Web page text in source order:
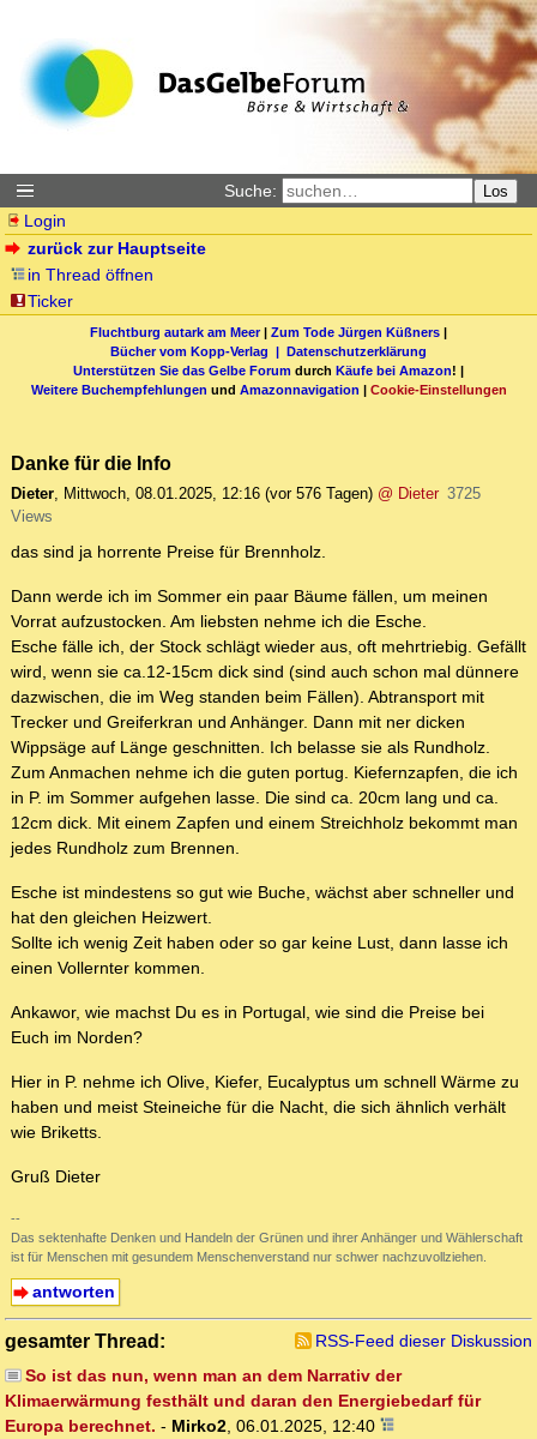
Suche: Los
Login
zurück zur Hauptseite
in Thread öffnen
Ticker
Fluchtburg autark am Meer| Zum Tode Jürgen Küßners |
Bücher vom Kopp-Verlag | Datenschutzerklärung
Unterstützen Sie das Gelbe Forum durch Käufe bei Amazon! |
Weitere Buchempfehlungen und Amazonnavigation | Cookie-Einstellungen
Danke für die Info
Dieter, Mittwoch, 08.01.2025, 12:16 (vor 576 Tagen) @ Dieter 3725
Views
das sind ja horrente Preise für Brennholz.
Dann werde ich im Sommer ein paar Bäume fällen, um meinen
Vorrat aufzustocken. Am liebsten nehme ich die Esche.
Esche fälle ich, der Stock schlägt wieder aus, oft mehrtriebig. Gefällt
wird, wenn sie ca.12-15cm dick sind (sind auch schon mal dünnere
dazwischen, die im Weg standen beim Fällen). Abtransport mit
Trecker und Greiferkran und Anhänger. Dann mit ner dicken
Wippsäge auf Länge geschnitten. Ich belasse sie als Rundholz.
Zum Anmachen nehme ich die guten portug. Kiefernzapfen, die ich
in P. im Sommer aufgehen lasse. Die sind ca. 20cm lang und ca.
12cm dick. Mit einem Zapfen und einem Streichholz bekommt man
jedes Rundholz zum Brennen.
Esche ist mindestens so gut wie Buche, wächst aber schneller und
hat den gleichen Heizwert.
Sollte ich wenig Zeit haben oder so gar keine Lust, dann lasse ich
einen Vollernter kommen.
Ankawor, wie machst Du es in Portugal, wie sind die Preise bei
Euch im Norden?
Hier in P. nehme ich Olive, Kiefer, Eucalyptus um schnell Wärme zu
haben und meist Steineiche für die Nacht, die sich ähnlich verhält
wie Briketts.
Gruß Dieter
--
Das sektenhafte Denken und Handeln der Grünen und ihrer Anhänger und Wählerschaft
ist für Menschen mit gesundem Menschenverstand nur schwer nachzuvollziehen.
antworten
gesamter Thread:
RSS-Feed dieser Diskussion
So ist das nun, wenn man an dem Narrativ der
Klimaerwärmung festhält und daran den Energiebedarf für
Europa berechnet. - Mirko2, 06.01.2025, 12:40